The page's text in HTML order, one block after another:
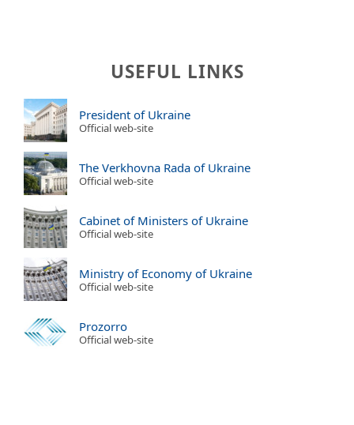
USEFUL LINKS
President of Ukraine
Official web-site
The Verkhovna Rada of Ukraine
Official web-site
Cabinet of Ministers of Ukraine
Official web-site
Ministry of Economy of Ukraine
Official web-site
Prozorro
Official web-site